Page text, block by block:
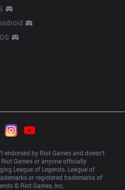
endorsed by Riot Games and doesn’t
Games or anyone officially
League of Legends. League of
or registered trademarks of
© Riot Games, Inc.